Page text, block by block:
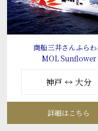
商船三井さんふらわ
MOL Sunflower
神戸 ↔ 大分
詳細はこちら